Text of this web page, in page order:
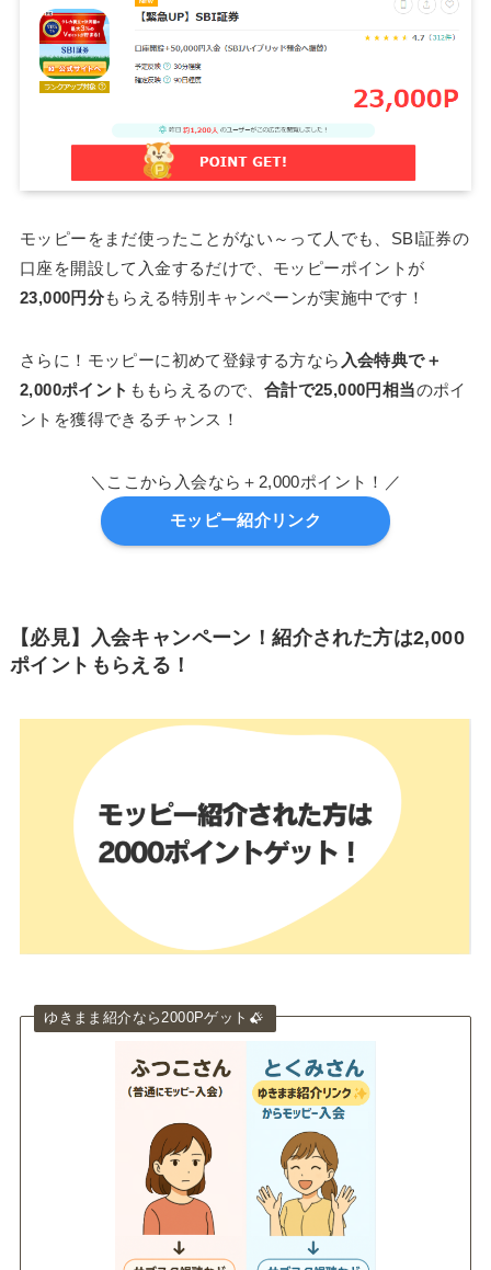
モッピーをまだ使ったことがない～って人でも、SBI証券の
口座を開設して入金するだけで、モッピーポイントが
23,000円分もらえる特別キャンペーンが実施中です！
さらに！モッピーに初めて登録する方なら 入会特典で＋
2,000ポイント ももらえるので、 合計で25,000円相当のポイ
ントを獲得できるチャンス！
＼ここから入会なら＋2,000ポイント！／
モッピー紹介リンク
【必見】入会キャンペーン！紹介された方は2,000
ポイントもらえる！
ゆきまま紹介なら2000Pゲット